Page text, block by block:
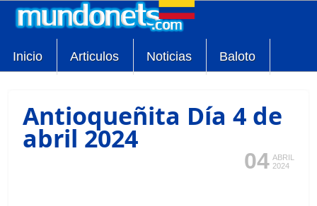
Inicio Articulos Noticias Baloto
Antioqueñita Día 4 de
abril 2024
04 ABRIL
2024